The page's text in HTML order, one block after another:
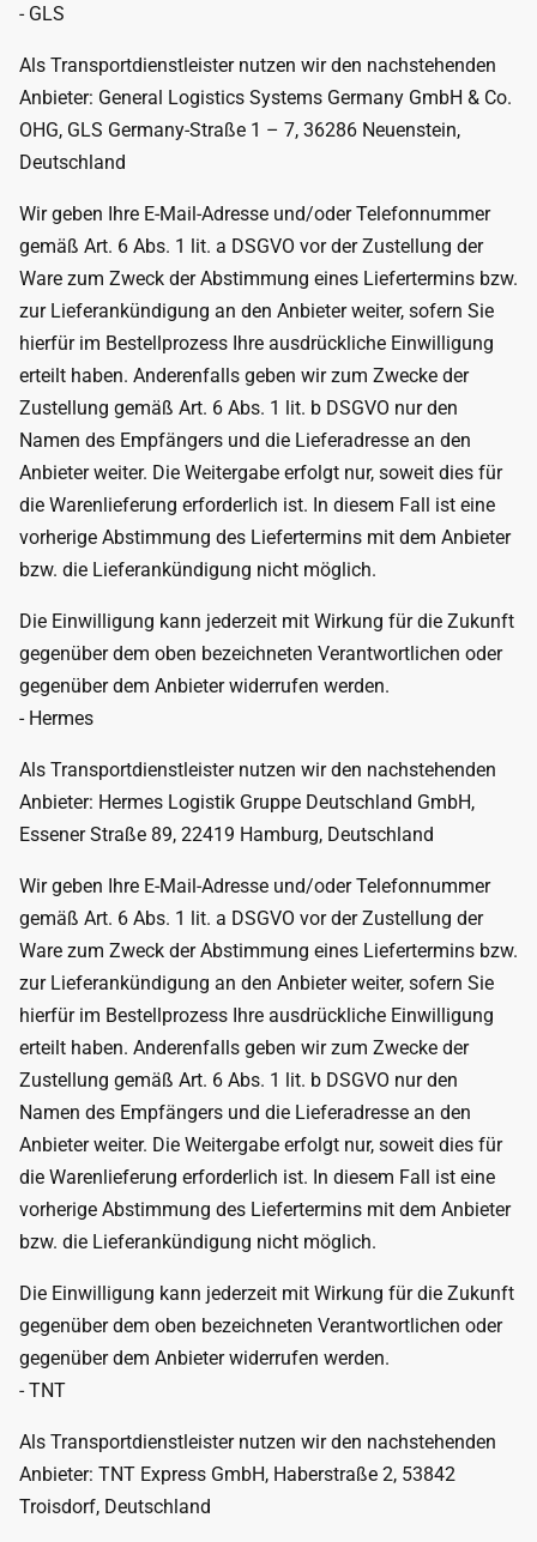
- GLS
Als Transportdienstleister nutzen wir den nachstehenden
Anbieter: General Logistics Systems Germany GmbH & Co.
OHG, GLS Germany-Straße 1 – 7, 36286 Neuenstein,
Deutschland
Wir geben Ihre E-Mail-Adresse und/oder Telefonnummer
gemäß Art. 6 Abs. 1 lit. a DSGVO vor der Zustellung der
Ware zum Zweck der Abstimmung eines Liefertermins bzw.
zur Lieferankündigung an den Anbieter weiter, sofern Sie
hierfür im Bestellprozess Ihre ausdrückliche Einwilligung
erteilt haben. Anderenfalls geben wir zum Zwecke der
Zustellung gemäß Art. 6 Abs. 1 lit. b DSGVO nur den
Namen des Empfängers und die Lieferadresse an den
Anbieter weiter. Die Weitergabe erfolgt nur, soweit dies für
die Warenlieferung erforderlich ist. In diesem Fall ist eine
vorherige Abstimmung des Liefertermins mit dem Anbieter
bzw. die Lieferankündigung nicht möglich.
Die Einwilligung kann jederzeit mit Wirkung für die Zukunft
gegenüber dem oben bezeichneten Verantwortlichen oder
gegenüber dem Anbieter widerrufen werden.
- Hermes
Als Transportdienstleister nutzen wir den nachstehenden
Anbieter: Hermes Logistik Gruppe Deutschland GmbH,
Essener Straße 89, 22419 Hamburg, Deutschland
Wir geben Ihre E-Mail-Adresse und/oder Telefonnummer
gemäß Art. 6 Abs. 1 lit. a DSGVO vor der Zustellung der
Ware zum Zweck der Abstimmung eines Liefertermins bzw.
zur Lieferankündigung an den Anbieter weiter, sofern Sie
hierfür im Bestellprozess Ihre ausdrückliche Einwilligung
erteilt haben. Anderenfalls geben wir zum Zwecke der
Zustellung gemäß Art. 6 Abs. 1 lit. b DSGVO nur den
Namen des Empfängers und die Lieferadresse an den
Anbieter weiter. Die Weitergabe erfolgt nur, soweit dies für
die Warenlieferung erforderlich ist. In diesem Fall ist eine
vorherige Abstimmung des Liefertermins mit dem Anbieter
bzw. die Lieferankündigung nicht möglich.
Die Einwilligung kann jederzeit mit Wirkung für die Zukunft
gegenüber dem oben bezeichneten Verantwortlichen oder
gegenüber dem Anbieter widerrufen werden.
- TNT
Als Transportdienstleister nutzen wir den nachstehenden
Anbieter: TNT Express GmbH, Haberstraße 2, 53842
Troisdorf, Deutschland